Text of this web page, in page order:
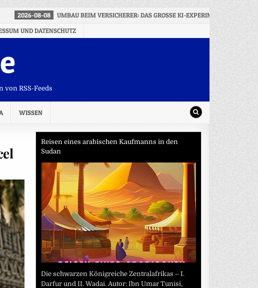
2026-08-08
UMBAU BEIM VERSICHERER: DAS GROSSE KI-EXPERIMENT DER
UND DATENSCHUTZ
von RSS-Feeds
WISSEN
Reisen eines arabischen Kaufmanns in den
Sudan
Die schwarzen Königreiche Zentralafrikas – I.
Darfur und II. Wadai. Autor: Ibn Umar Tunisi,